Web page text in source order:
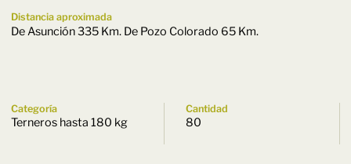
Distancia aproximada
De Asunción 335 Km. De Pozo Colorado 65 Km.
Categoría
Terneros hasta 180 kg
Cantidad
80